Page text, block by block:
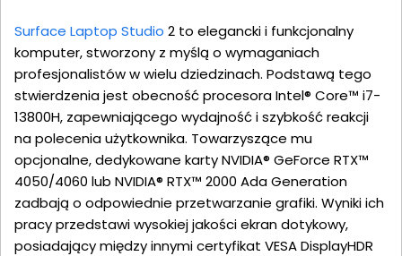
Surface Laptop Studio 2 to elegancki i funkcjonalny
komputer, stworzony z myślą o wymaganiach
profesjonalistów w wielu dziedzinach. Podstawą tego
stwierdzenia jest obecność procesora Intel® Core™ i7-
13800H, zapewniającego wydajność i szybkość reakcji
na polecenia użytkownika. Towarzyszące mu
opcjonalne, dedykowane karty NVIDIA® GeForce RTX™
4050/4060 lub NVIDIA® RTX™ 2000 Ada Generation
zadbają o odpowiednie przetwarzanie grafiki. Wyniki ich
pracy przedstawi wysokiej jakości ekran dotykowy,
posiadający między innymi certyfikat VESA DisplayHDR